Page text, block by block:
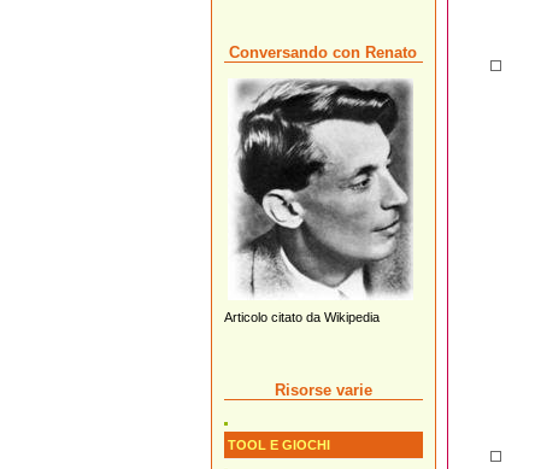
Conversando con Renato
Articolo citato da Wikipedia
Risorse varie
TOOL E GIOCHI